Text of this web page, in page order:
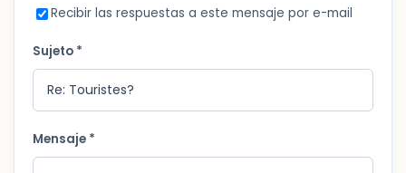
Recibir las respuestas a este mensaje por e-mail
Sujeto *
Mensaje *